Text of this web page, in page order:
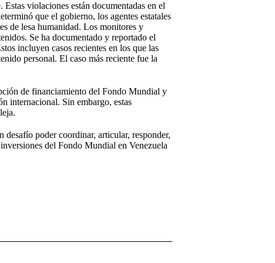
violaciones están documentadas en el
que el gobierno, los agentes estatales
de lesa humanidad. Los monitores y
Se ha documentado y reportado el
incluyen casos recientes en los que las
personal. El caso más reciente fue la
de financiamiento del Fondo Mundial y
internacional. Sin embargo, estas
desafío poder coordinar, articular, responder,
del Fondo Mundial en Venezuela